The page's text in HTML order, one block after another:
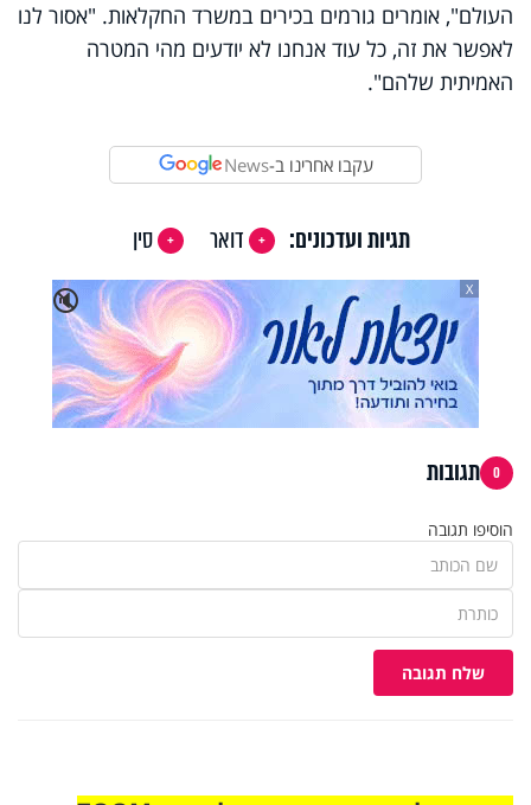
העולם", אומרים גורמים בכירים במשרד החקלאות. "אסור לנו
לאפשר את זה, כל עוד אנחנו לא יודעים מהי המטרה
האמיתית שלהם".
עקבו אחרינו ב-News
תגיות ועדכונים: דואר
סין
🔇
X
0 תגובות
הוסיפו תגובה
שלח תגובה